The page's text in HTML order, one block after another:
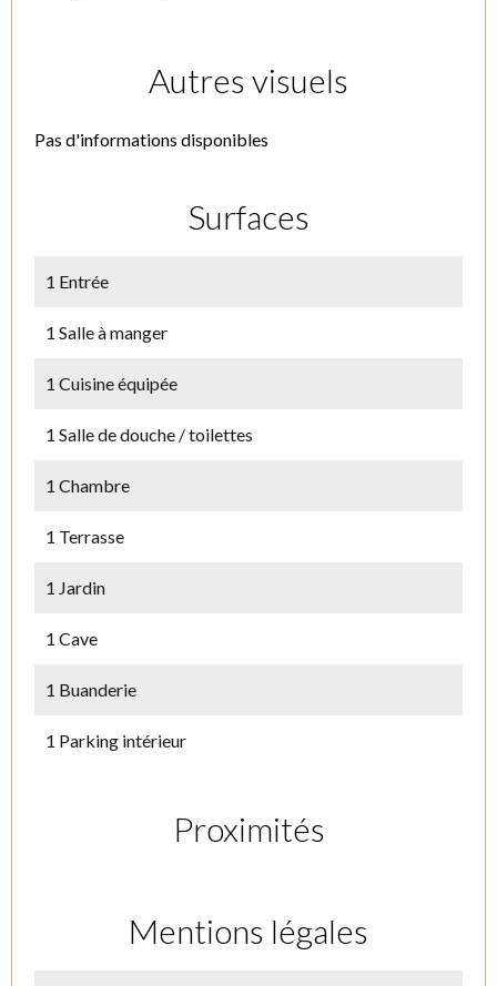
Autres visuels
Pas d'informations disponibles
Surfaces
1 Entrée
1 Salle à manger
1 Cuisine équipée
1 Salle de douche / toilettes
1 Chambre
1 Terrasse
1 Jardin
1 Cave
1 Buanderie
1 Parking intérieur
Proximités
Mentions légales